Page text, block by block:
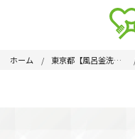
ホーム 東京都【風呂釜洗浄】